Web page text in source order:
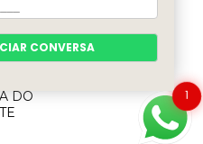
1
CONVERSA